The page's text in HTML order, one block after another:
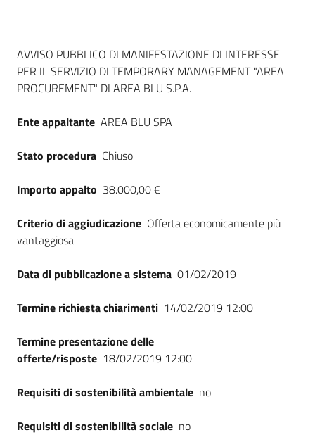
Seguici
Dati del bando
AVVISO PUBBLICO DI MANIFESTAZIONE DI INTERESSE
PER IL SERVIZIO DI TEMPORARY MANAGEMENT "AREA
PROCUREMENT" DI AREA BLU S.P.A.
Ente appaltante AREA BLU SPA
Stato procedura Chiuso
Importo appalto 38.000,00 €
Criterio di aggiudicazione Offerta economicamente più
vantaggiosa
Data di pubblicazione a sistema 01/02/2019
Termine richiesta chiarimenti 14/02/2019 12:00
Termine presentazione delle
offerte/risposte 18/02/2019 12:00
Requisiti di sostenibilità ambientale no
Requisiti di sostenibilità sociale no